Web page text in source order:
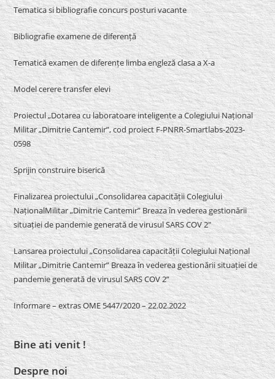
Tematica si bibliografie concurs posturi vacante
Bibliografie examene de diferență
Tematică examen de diferențe limba engleză clasa a X-a
Model cerere transfer elevi
Proiectul „Dotarea cu laboratoare inteligente a Colegiului Național
Militar „Dimitrie Cantemir”, cod proiect F-PNRR-Smartlabs-2023-
0598
Sprijin construire biserică
Finalizarea proiectului „Consolidarea capacității Colegiului
NaționalMilitar „Dimitrie Cantemir” Breaza în vederea gestionării
situației de pandemie generată de virusul SARS COV 2″
Lansarea proiectului „Consolidarea capacității Colegiului Național
Militar „Dimitrie Cantemir” Breaza în vederea gestionării situației de
pandemie generată de virusul SARS COV 2”
Informare – extras OME 5447/2020 – 22.02.2022
Bine ati venit !
Despre noi